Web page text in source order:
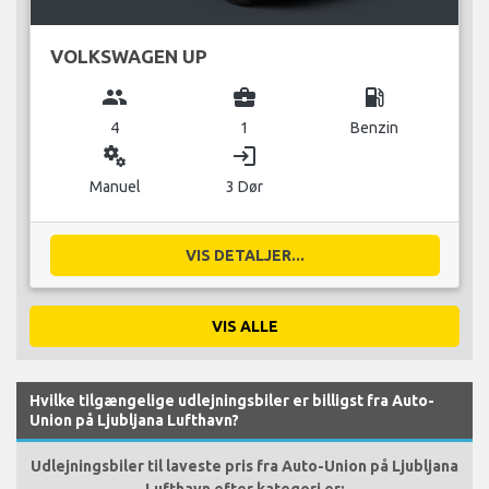
VOLKSWAGEN UP
group
4
business_center
1
local_gas_station
Benzin
miscellaneous_services
Manuel
login
3 Dør
VIS DETALJER...
VIS ALLE
Hvilke tilgængelige udlejningsbiler er billigst fra Auto-
Union på Ljubljana Lufthavn?
Udlejningsbiler til laveste pris fra Auto-Union på Ljubljana